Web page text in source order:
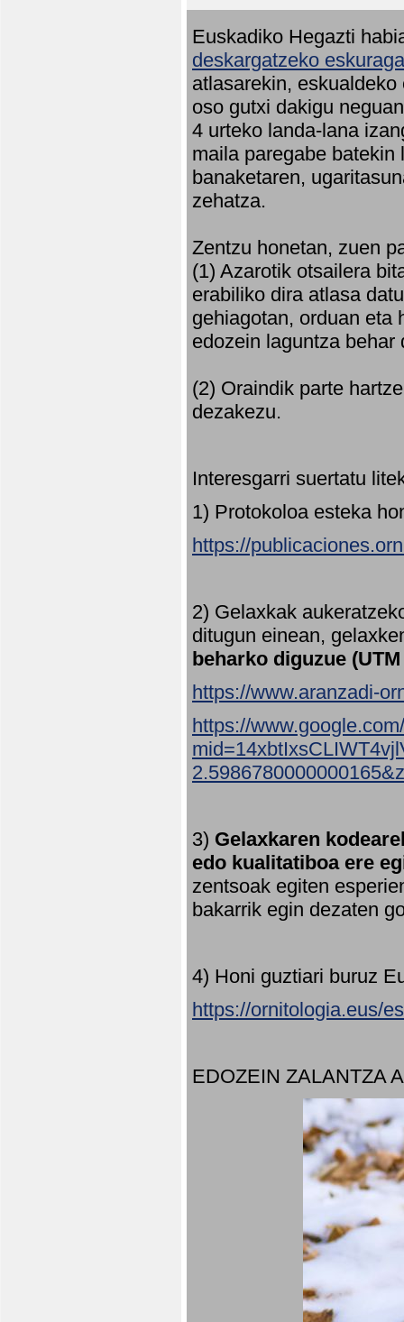
Euskadiko Hegazti
deskargatzeko
atlasarekin,
oso gutxi dakigu
4 urteko landa-lana
maila paregabe
banaketaren,
zehatza.
Zentzu honetan, zuen
(1) Azarotik otsailera
erabiliko dira atlasa
gehiagotan, orduan eta
edozein laguntza behar
(2) Oraindik parte
dezakezu.
Interesgarri suertatu
1) Protokoloa esteka
https://
2) Gelaxkak
ditugun einean,
beharko diguzue
https://www.aranzadi-
https://
3) Gelaxkaren
edo kualitatiboa ere
zentsoak egiten
bakarrik egin dezaten
4) Honi guztiari buruz
https://ornitologia.eus/
EDOZEIN ZALANTZA